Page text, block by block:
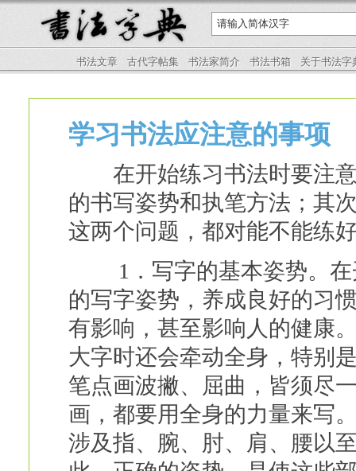
书法文章 古代字帖集 书法家简介 书法书箱 关于书法字
学习书法应注意的事项
在开始练习书法时要注意
的书写姿势和执笔方法；其
这两个问题，都对能不能练
1．写字的基本姿势。在
的写字姿势，养成良好的习
有影响，甚至影响人的健康
大字时还会牵动全身，特别
笔点画波撇、屈曲，皆须尽
画，都要用全身的力量来写
涉及指、腕、肘、肩、腰以